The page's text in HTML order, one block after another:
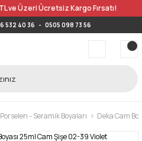
ve Üzeri Ücretsiz Kargo Fırsatı!
532 40 36 - 0505 098 73 56
- Seramik Boyaları Deka Cam